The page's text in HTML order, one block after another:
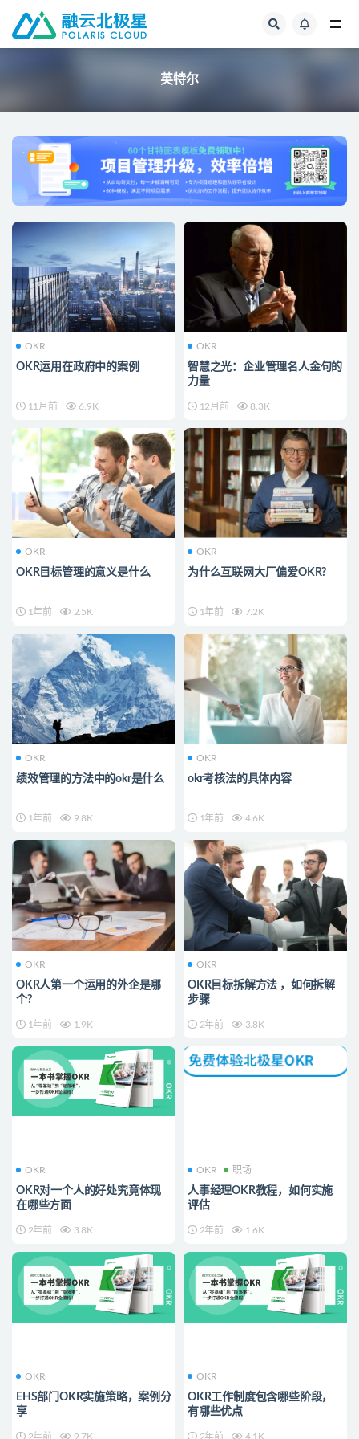
英特尔
OKR
OKR运用在政府中的案例
11月前 6.9K
OKR
智慧之光：企业管理名人金句的
力量
12月前 8.3K
OKR
OKR目标管理的意义是什么
1年前 2.5K
OKR
为什么互联网大厂偏爱OKR?
1年前 7.2K
OKR
绩效管理的方法中的okr是什么
1年前 9.8K
OKR
okr考核法的具体内容
1年前 4.6K
OKR
OKR人第一个运用的外企是哪
个?
1年前 1.9K
OKR
OKR目标拆解方法 ，如何拆解
步骤
2年前 3.8K
OKR
OKR对一个人的好处究竟体现
在哪些方面
2年前 3.8K
OKR 职场
人事经理OKR教程，如何实施
评估
2年前 1.6K
OKR
EHS部门OKR实施策略，案例分
享
2年前 9.7K
OKR
OKR工作制度包含哪些阶段，
有哪些优点
2年前 4.1K